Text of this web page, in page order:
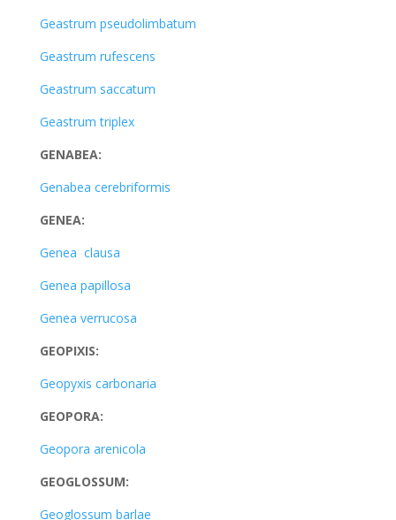
Geastrum pseudolimbatum
Geastrum rufescens
Geastrum saccatum
Geastrum triplex
GENABEA:
Genabea cerebriformis
GENEA:
Genea clausa
Genea papillosa
Genea verrucosa
GEOPIXIS:
Geopyxis carbonaria
GEOPORA:
Geopora arenicola
GEOGLOSSUM:
Geoglossum barlae